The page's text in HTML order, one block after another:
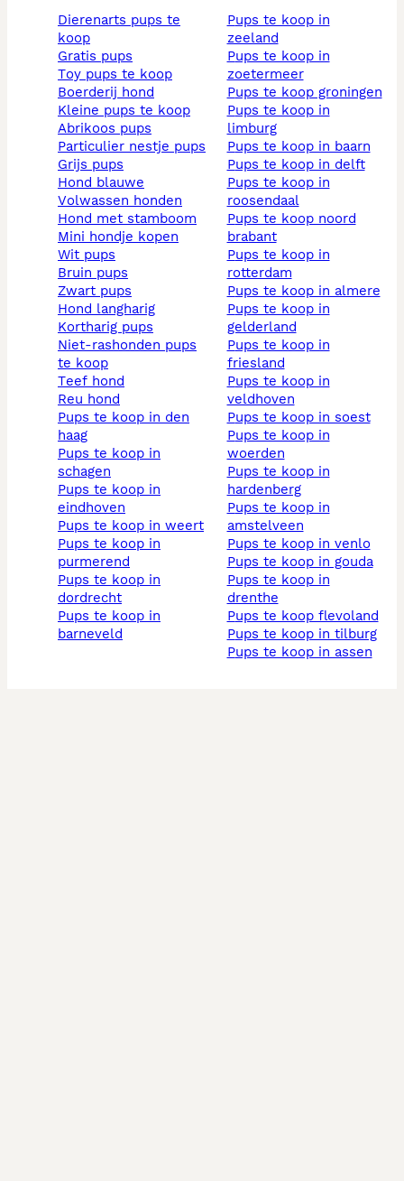
dierenarts pups te
koop
gratis pups
toy pups te koop
boerderij hond
kleine pups te koop
abrikoos pups
particulier nestje pups
grijs pups
hond blauwe
volwassen honden
hond met stamboom
mini hondje kopen
wit pups
bruin pups
zwart pups
hond langharig
kortharig pups
niet-rashonden pups
te koop
teef hond
reu hond
pups te koop in den
haag
pups te koop in
schagen
pups te koop in
eindhoven
pups te koop in weert
pups te koop in
purmerend
pups te koop in
dordrecht
pups te koop in
barneveld
pups te koop in
zeeland
pups te koop in
zoetermeer
pups te koop groningen
pups te koop in
limburg
pups te koop in baarn
pups te koop in delft
pups te koop in
roosendaal
pups te koop noord
brabant
pups te koop in
rotterdam
pups te koop in almere
pups te koop in
gelderland
pups te koop in
friesland
pups te koop in
veldhoven
pups te koop in soest
pups te koop in
woerden
pups te koop in
hardenberg
pups te koop in
amstelveen
pups te koop in venlo
pups te koop in gouda
pups te koop in
drenthe
pups te koop flevoland
pups te koop in tilburg
pups te koop in assen